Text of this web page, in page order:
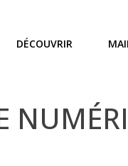
DÉCOUVRIR